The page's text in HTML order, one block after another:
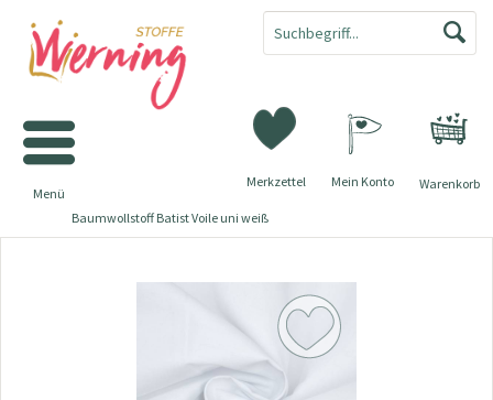
Warenkorb
Merkzettel Mein Konto
Menü
Baumwollstoff Batist Voile uni weiß